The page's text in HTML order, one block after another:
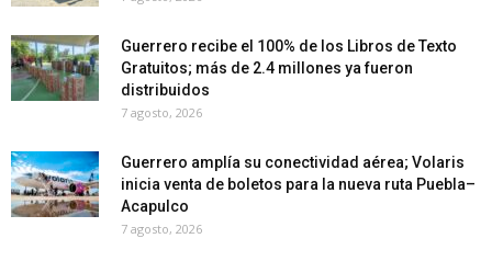
Guerrero recibe el 100% de los Libros de Texto
Gratuitos; más de 2.4 millones ya fueron
distribuidos
7 agosto, 2026
Guerrero amplía su conectividad aérea; Volaris
inicia venta de boletos para la nueva ruta Puebla–
Acapulco
7 agosto, 2026